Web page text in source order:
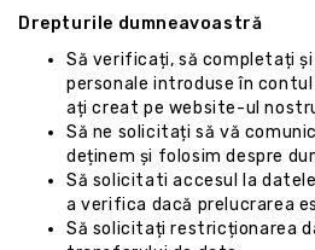
Drepturile dumneavoastră
Să verificați, să completați
personale introduse în
ați creat pe website-ul
Să ne solicitați să vă
deținem și folosim despre
Să solicitati accesul la
a verifica dacă prelucrarea
Să solicitați restricționarea